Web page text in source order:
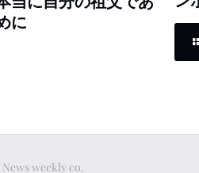
に
weekly co.